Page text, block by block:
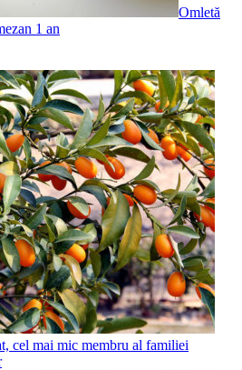
Omletă
1 an
cel mai mic membru al familiei